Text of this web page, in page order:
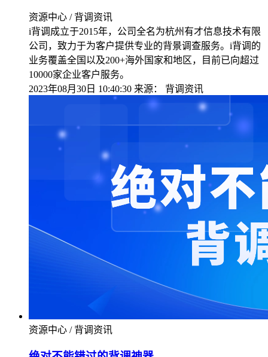
资源中心 / 背调资讯
i背调成立于2015年，公司全名为杭州有才信息技术有限
公司，致力于为客户提供专业的背景调查服务。i背调的
业务覆盖全国以及200+海外国家和地区，目前已向超过
10000家企业客户服务。
2023年08月30日 10:40:30 来源： 背调资讯
资源中心 / 背调资讯